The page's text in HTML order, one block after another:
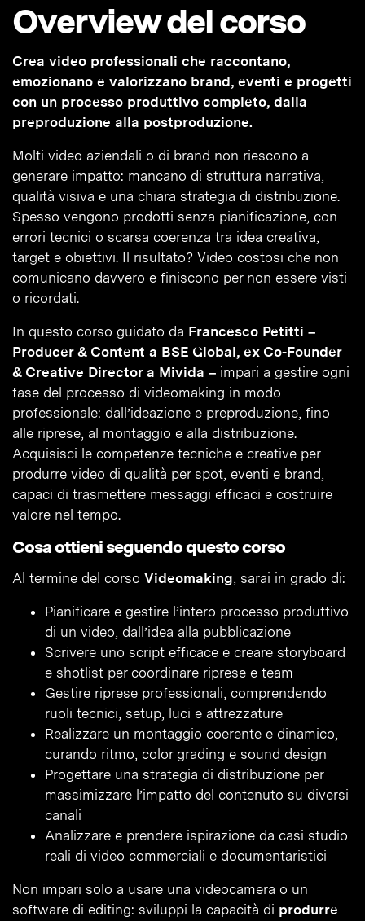
Overview del corso
Crea video professionali che raccontano,
emozionano e valorizzano brand, eventi e progetti
con un processo produttivo completo, dalla
preproduzione alla postproduzione.
Molti video aziendali o di brand non riescono a
generare impatto: mancano di struttura narrativa,
qualità visiva e una chiara strategia di distribuzione.
Spesso vengono prodotti senza pianificazione, con
errori tecnici o scarsa coerenza tra idea creativa,
target e obiettivi. Il risultato? Video costosi che non
comunicano davvero e finiscono per non essere visti
o ricordati.
In questo corso guidato da Francesco Petitti –
Producer & Content a BSE Global, ex Co-Founder
& Creative Director a Mivida – impari a gestire ogni
fase del processo di videomaking in modo
professionale: dall’ideazione e preproduzione, fino
alle riprese, al montaggio e alla distribuzione.
Acquisisci le competenze tecniche e creative per
produrre video di qualità per spot, eventi e brand,
capaci di trasmettere messaggi efficaci e costruire
valore nel tempo.
Cosa ottieni seguendo questo corso
Al termine del corso Videomaking, sarai in grado di:
Pianificare e gestire l’intero processo produttivo
di un video, dall’idea alla pubblicazione
Scrivere uno script efficace e creare storyboard
e shotlist per coordinare riprese e team
Gestire riprese professionali, comprendendo
ruoli tecnici, setup, luci e attrezzature
Realizzare un montaggio coerente e dinamico,
curando ritmo, color grading e sound design
Progettare una strategia di distribuzione per
massimizzare l’impatto del contenuto su diversi
canali
Analizzare e prendere ispirazione da casi studio
reali di video commerciali e documentaristici
Non impari solo a usare una videocamera o un
software di editing: sviluppi la capacità di produrre